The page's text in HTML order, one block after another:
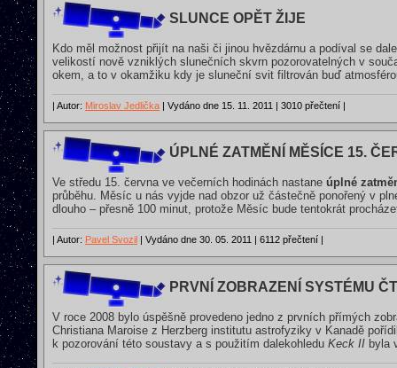
SLUNCE OPĚT ŽIJE
Kdo měl možnost přijít na naši či jinou hvězdárnu a podíval se
velikostí nově vzniklých slunečních skvrn pozorovatelných v
okem, a to v okamžiku kdy je sluneční svit filtrován buď
| Autor: Miroslav Jedlička | Vydáno dne 15. 11. 2011 | 3010 přečtení |
ÚPLNÉ ZATMĚNÍ MĚSÍCE 15.
Ve středu 15. června ve večerních hodinách nastane úplné
průběhu. Měsíc u nás vyjde nad obzor už částečně ponořený v
dlouho – přesně 100 minut, protože Měsíc bude tentokrát
| Autor: Pavel Svozil | Vydáno dne 30. 05. 2011 | 6112 přečtení |
PRVNÍ ZOBRAZENÍ SYSTÉMU
V roce 2008 bylo úspěšně provedeno jedno z prvních přímých
Christiana Maroise z Herzberg institutu astrofyziky v Kanadě
k pozorování této soustavy a s použitím dalekohledu Keck II byla